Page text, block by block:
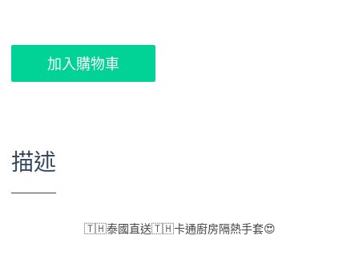
加入購物車
描述
🇹🇭泰國直送🇹🇭卡通廚房隔熱手套😍